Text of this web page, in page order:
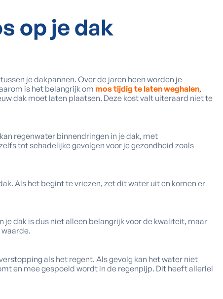
op je dak
je dakpannen. Over de jaren heen worden je
is het belangrijk om mos tijdig te laten weghalen,
dak moet laten plaatsen. Deze kost valt uiteraard niet te
regenwater binnendringen in je dak, met
tot schadelijke gevolgen voor je gezondheid zoals
Als het begint te vriezen, zet dit water uit en komen er
je dak is dus niet alleen belangrijk voor de kwaliteit, maar
als het regent. Als gevolg kan het water niet
en mee gespoeld wordt in de regenpijp. Dit heeft allerlei